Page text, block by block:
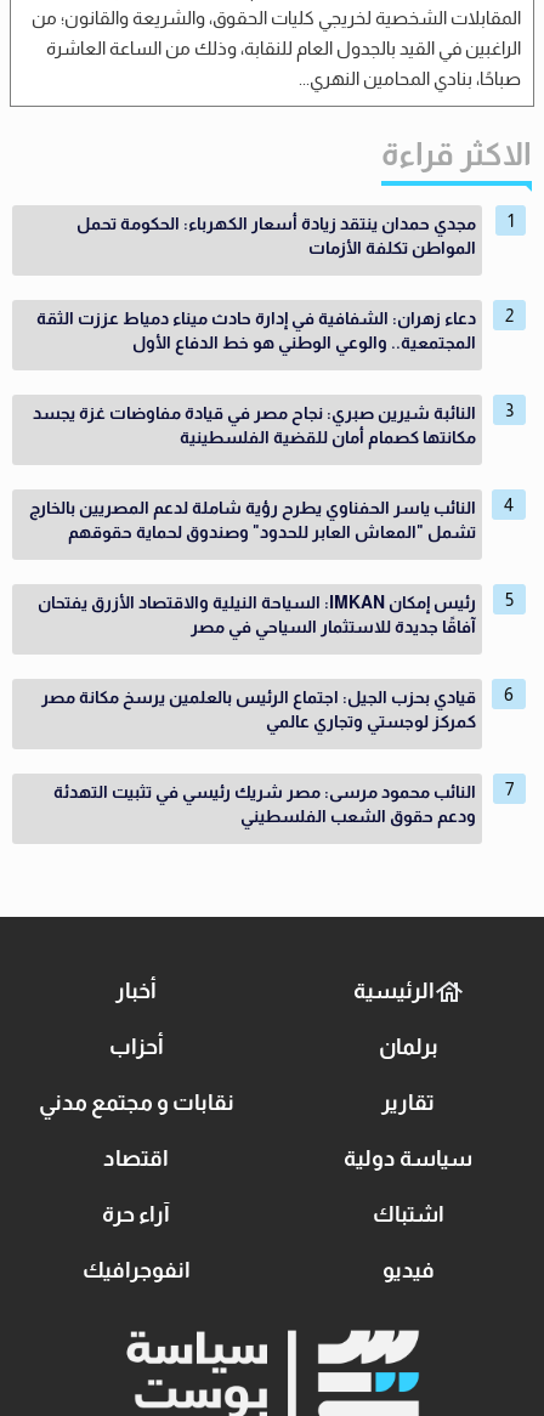
المقابلات الشخصية لخريجي كليات الحقوق، والشريعة والقانون؛ من
الراغبين في القيد بالجدول العام للنقابة، وذلك من الساعة العاشرة
صباحًا، بنادي المحامين النهري...
الاكثر قراءة
مجدي حمدان ينتقد زيادة أسعار الكهرباء: الحكومة تحمل
المواطن تكلفة الأزمات
دعاء زهران: الشفافية في إدارة حادث ميناء دمياط عززت الثقة
المجتمعية.. والوعي الوطني هو خط الدفاع الأول
النائبة شيرين صبري: نجاح مصر في قيادة مفاوضات غزة يجسد
مكانتها كصمام أمان للقضية الفلسطينية
النائب ياسر الحفناوي يطرح رؤية شاملة لدعم المصريين بالخارج
تشمل "المعاش العابر للحدود" وصندوق لحماية حقوقهم
رئيس إمكان IMKAN: السياحة النيلية والاقتصاد الأزرق يفتحان
آفاقًا جديدة للاستثمار السياحي في مصر
قيادي بحزب الجيل: اجتماع الرئيس بالعلمين يرسخ مكانة مصر
كمركز لوجستي وتجاري عالمي
النائب محمود مرسى: مصر شريك رئيسي في تثبيت التهدئة
ودعم حقوق الشعب الفلسطيني
الرئيسية أخبار
برلمان أحزاب
تقارير نقابات و مجتمع مدني
سياسة دولية اقتصاد
اشتباك آراء حرة
فيديو انفوجرافيك